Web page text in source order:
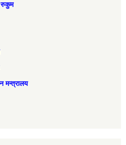
रुकुम
मन्त्रालय